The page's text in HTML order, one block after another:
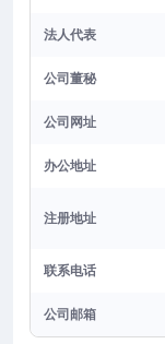
法人代表
公司董秘
公司网址
办公地址
注册地址
联系电话
公司邮箱